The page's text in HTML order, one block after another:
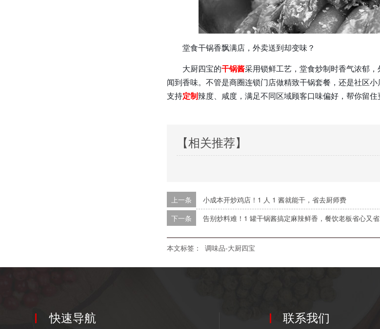
堂食干锅香飘满店，外卖送到却变味？
大厨四宝的干锅酱采用锁鲜工艺，堂食炒制时香气浓郁
闻到香味。不管是商圈连锁门店做精致干锅套餐，还是社区
支持定制辣度、咸度，满足不同区域顾客口味偏好，帮你留住
【相关推荐】
上一条
小成本开炒鸡店！1 人 1 酱就能干，省去厨师费
下一条 告别炒料难！1 罐干锅酱搞定麻辣鲜香，餐饮老板省心又
本文标签： 调味品-大厨四宝
快速导航 联系我们